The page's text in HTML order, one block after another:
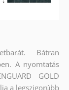
Bátran
A nyomtatás
GOLD
a legszigorúbb